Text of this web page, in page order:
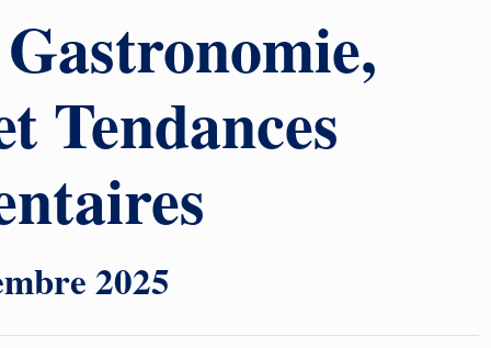
Tendances
2025